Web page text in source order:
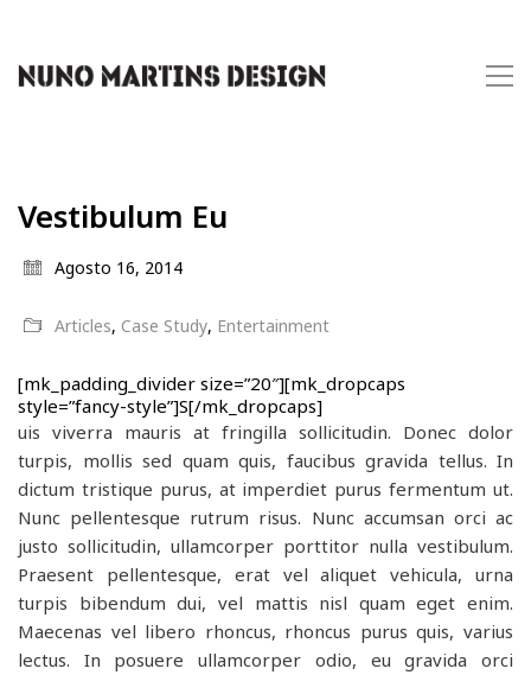
Vestibulum Eu
Agosto 16, 2014
Articles, Case Study, Entertainment
[mk_padding_divider size=”20″][mk_dropcaps
style=”fancy-style”]S[/mk_dropcaps]
uis viverra mauris at fringilla sollicitudin. Donec dolor
turpis, mollis sed quam quis, faucibus gravida tellus. In
dictum tristique purus, at imperdiet purus fermentum ut.
Nunc pellentesque rutrum risus. Nunc accumsan orci ac
justo sollicitudin, ullamcorper porttitor nulla vestibulum.
Praesent pellentesque, erat vel aliquet vehicula, urna
turpis bibendum dui, vel mattis nisl quam eget enim.
Maecenas vel libero rhoncus, rhoncus purus quis, varius
lectus. In posuere ullamcorper odio, eu gravida orci